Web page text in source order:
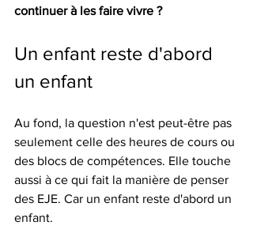
continuer à les faire vivre ?
Un enfant reste d'abord
un enfant
Au fond, la question n'est peut-être pas
seulement celle des heures de cours ou
des blocs de compétences. Elle touche
aussi à ce qui fait la manière de penser
des EJE. Car un enfant reste d'abord un
enfant.